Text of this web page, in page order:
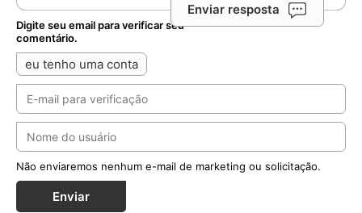
Enviar resposta
Digite seu email para verificar seu
comentário.
eu tenho uma conta
Não enviaremos nenhum e-mail de marketing ou solicitação.
Enviar